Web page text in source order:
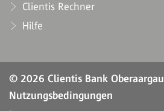
Clientis Rechner
Hilfe
© 2026 Clientis Bank Oberaargau
Nutzungsbedingungen